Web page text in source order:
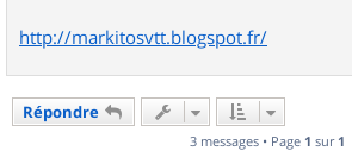
http://markitosvtt.blogspot.fr/
Répondre
3 messages • Page 1 sur 1